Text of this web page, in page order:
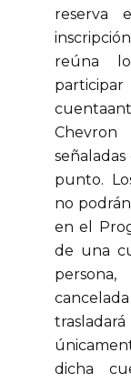
reserva
reúna
punto.
no
en el
de una
dicha